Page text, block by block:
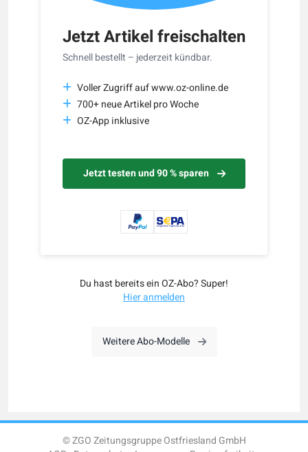
Jetzt Artikel freischalten
Schnell bestellt – jederzeit kündbar.
Voller Zugriff auf www.oz-online.de
700+ neue Artikel pro Woche
OZ-App inklusive
Jetzt testen und 90 % sparen
Du hast bereits ein OZ-Abo? Super!
Hier anmelden
Weitere Abo-Modelle
© ZGO Zeitungsgruppe Ostfriesland GmbH